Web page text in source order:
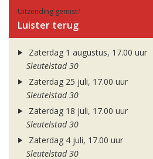
Uitzending gemist?
Luister terug
Zaterdag 1 augustus, 17.00 uur
Sleutelstad 30
Zaterdag 25 juli, 17.00 uur
Sleutelstad 30
Zaterdag 18 juli, 17.00 uur
Sleutelstad 30
Zaterdag 4 juli, 17.00 uur
Sleutelstad 30